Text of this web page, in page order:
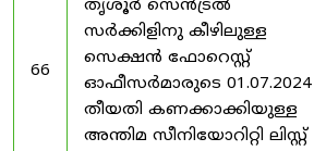
66
തൃശൂർ സെൻട്രൽ
സർക്കിളിനു കീഴിലുള്ള
സെക്ഷൻ ഫോറെസ്റ്റ്
ഓഫീസർമാരുടെ 01.07.2024
തീയതി കണക്കാക്കിയുള്ള
അന്തിമ സീനിയോറിറ്റി ലിസ്റ്റ്